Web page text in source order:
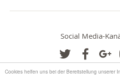
Cookies helfen uns bei der Bereitstellung unserer
Social Media-